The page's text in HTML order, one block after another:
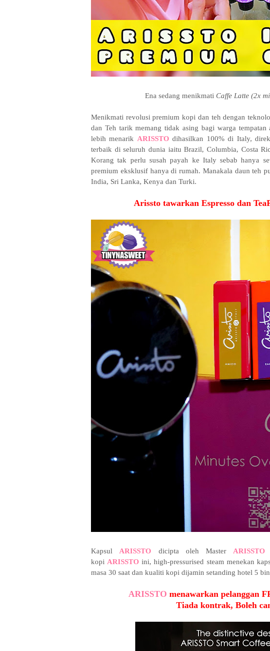
Ena sedang menikmati Caffe Latte (2x
Menikmati revolusi premium kopi dan teh dengan
dan Teh tarik memang tidak asing bagi warga
lebih menarik ARISSTO dihasilkan 100% di Italy,
terbaik di seluruh dunia iaitu Brazil, Columbia, Costa
Korang tak perlu susah payah ke Italy sebab hanya
premium eksklusif hanya di rumah. Manakala daun teh
India, Sri Lanka, Kenya dan Turki.
Arissto tawarkan Espresso dan
Kapsul ARISSTO dicipta oleh Master ARISSTO
kopi ARISSTO ini, high-pressurised steam menekan
masa 30 saat dan kualiti kopi dijamin setanding hotel 5
ARISSTO menawarkan pelanggan F
Tiada kontrak, Boleh